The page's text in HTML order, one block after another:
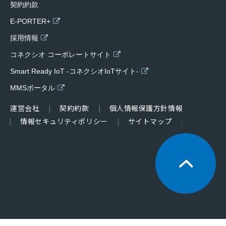
契約約款
E-PORTER+
採用情報
コネクシオ コーポレートサイト
Smart Ready IoT -コネクシオIoTサイト-
MMSポータル
運営会社 契約約款
個人情報保護方針情報
情報セキュリティポリシー
サイトマップ